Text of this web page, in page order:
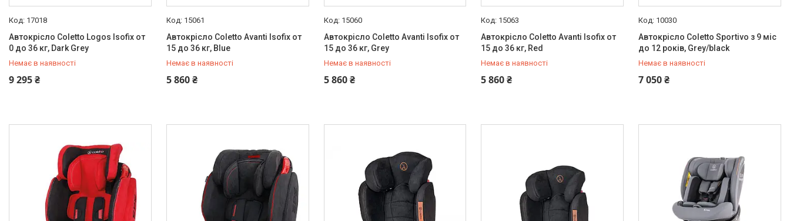
17018
Автокрісло Coletto Logos Isofix от
0 до 36 кг, Dark Grey
Немає в наявності
9 295 ₴
+380 (97) 778-20-70
15061
Автокрісло Coletto Avanti Isofix от
15 до 36 кг, Blue
Немає в наявності
5 860 ₴
+380 (97) 778-20-70
15060
Автокрісло Coletto Avanti Isofix от
15 до 36 кг, Grey
Немає в наявності
5 860 ₴
+380 (97) 778-20-70
15063
Автокрісло Coletto Avanti Isofix от
15 до 36 кг, Red
Немає в наявності
5 860 ₴
+380 (97) 778-20-70
10030
Автокрісло Coletto Sportivo з 9 міс
до 12 років, Grey/black
Немає в наявності
7 050 ₴
+380 (97) 778-20-70